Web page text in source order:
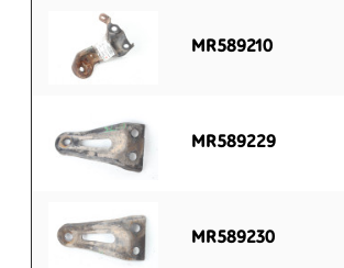
MR589210
MR589229
MR589230